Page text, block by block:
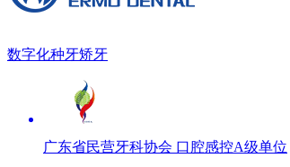
数字化种牙矫牙
广东省民营牙科协会 口腔感控A级单位